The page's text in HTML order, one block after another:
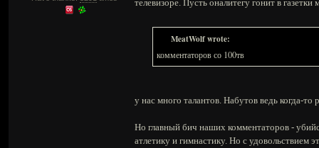
телевизоре. Пусть оналитегу гонит в газетки
MeatWolf wrote:
комментаторов со 100тв
у нас много талантов. Набутов ведь когда-то
Но главный бич наших комментаторов -
атлетику и гимнастику. Но с